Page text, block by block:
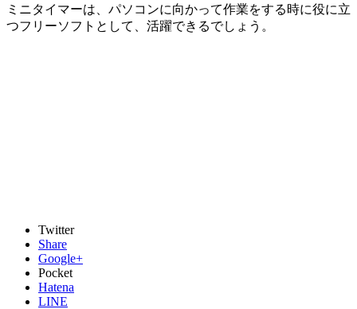
ミニタイマーは、パソコンに向かって作業をする時に役に立
つフリーソフトとして、活躍できるでしょう。
Twitter
Share
Google+
Pocket
Hatena
LINE